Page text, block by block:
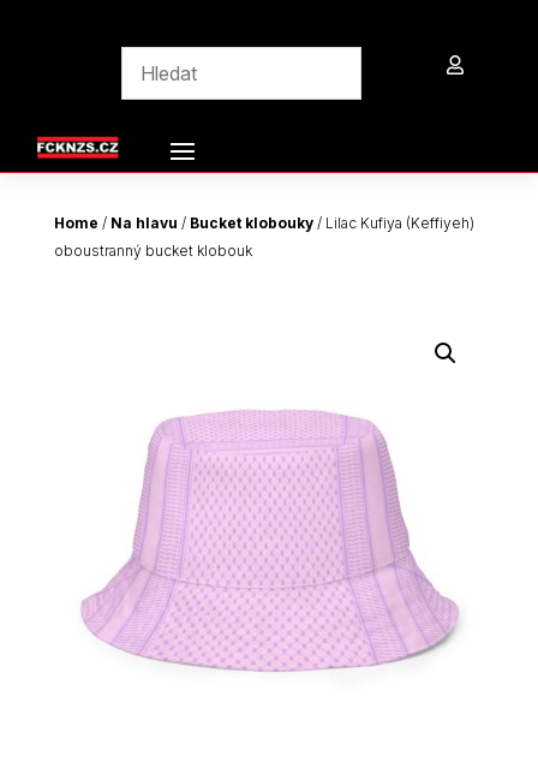

Home / Na hlavu / Bucket klobouky/ Lilac Kufiya (Keffiyeh)
oboustranný bucket klobouk